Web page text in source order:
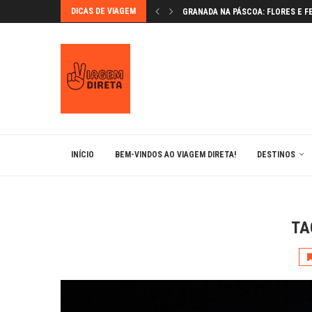
DICAS DE VIAGEM GRANADA NA PÁSCOA: FLORES E
INÍCIO BEM-VINDOS AO VIAGEM DIRETA! DESTINOS